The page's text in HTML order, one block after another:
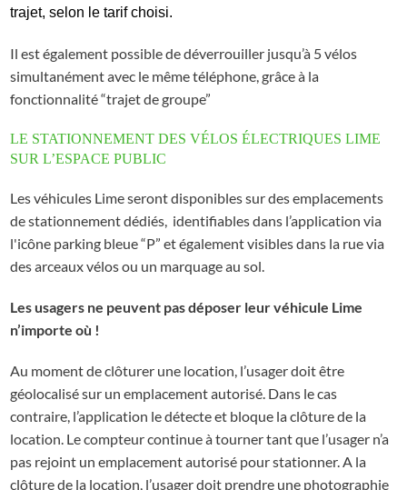
trajet, selon le tarif choisi.
Il est également possible de déverrouiller jusqu’à 5 vélos
simultanément avec le même téléphone, grâce à la
fonctionnalité “trajet de groupe”
LE STATIONNEMENT DES VÉLOS ÉLECTRIQUES LIME
SUR L’ESPACE PUBLIC
Les véhicules Lime seront disponibles sur des emplacements
de stationnement dédiés, identifiables dans l’application via
l'icône parking bleue “P” et également visibles dans la rue via
des arceaux vélos ou un marquage au sol.
Les usagers ne peuvent pas déposer leur véhicule Lime
n’importe où !
Au moment de clôturer une location, l’usager doit être
géolocalisé sur un emplacement autorisé. Dans le cas
contraire, l’application le détecte et bloque la clôture de la
location. Le compteur continue à tourner tant que l’usager n’a
pas rejoint un emplacement autorisé pour stationner. A la
clôture de la location, l’usager doit prendre une photographie